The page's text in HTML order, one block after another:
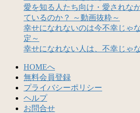
愛を知る人たち向け・愛されな
ているのか？ ～動画抜粋～
幸せになれないのは今不幸じゃ
定～
幸せになれない人は、不幸じゃ
HOMEへ
無料会員登録
プライバシーポリシー
ヘルプ
お問合せ